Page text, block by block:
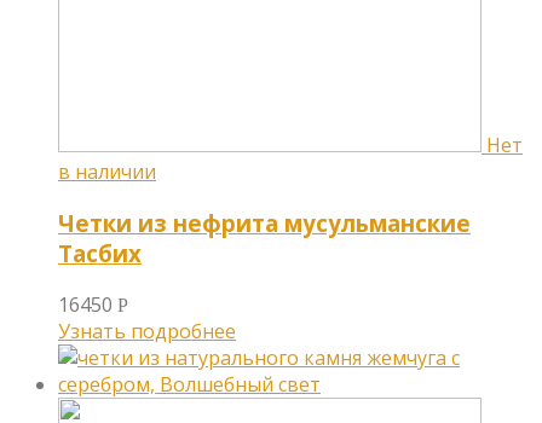
Четки из нефрита мусульманские
Тасбих
16450 Р
Узнать подробнее